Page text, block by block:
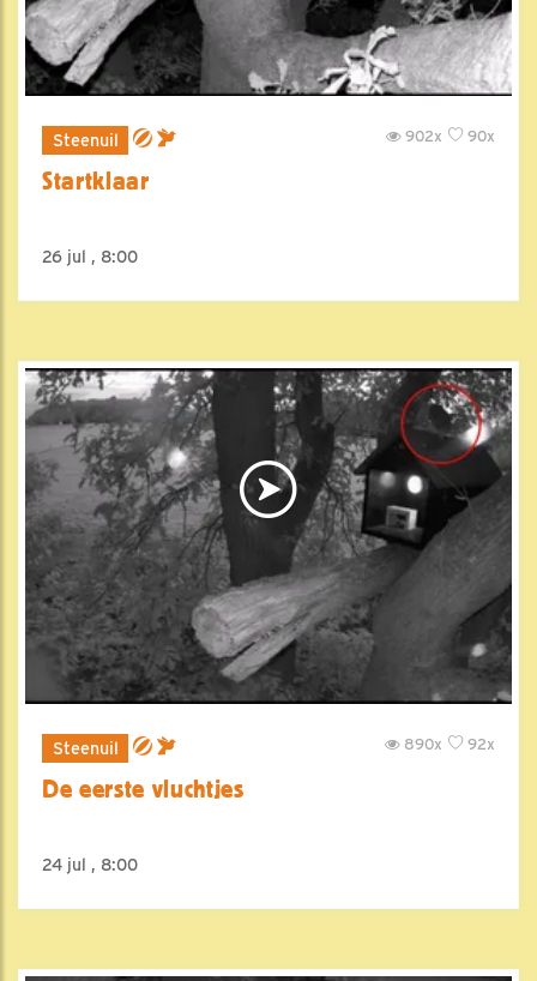
Steenuil 90x
902x
Startklaar
26 jul , 8:00
Steenuil 92x
890x
De eerste vluchtjes
24 jul , 8:00